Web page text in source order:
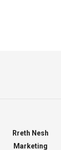
Rreth Nesh
Marketing